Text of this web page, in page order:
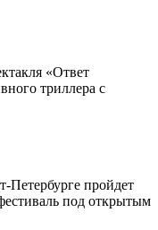
«Ответ
триллера с
Петербурге пройдет
под открытым